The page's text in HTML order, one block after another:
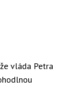
vláda Petra